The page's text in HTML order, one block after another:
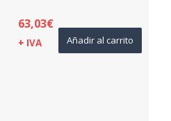
63,03€
+ IVA Añadir al carrito